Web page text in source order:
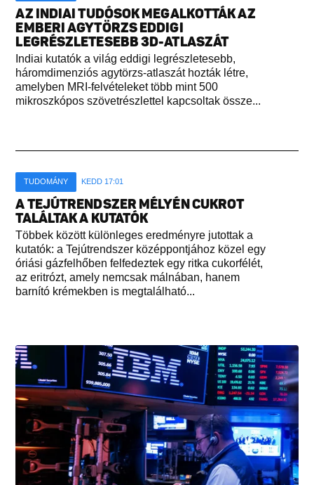
AZ INDIAI TUDÓSOK MEGALKOTTÁK AZ
EMBERI AGYTÖRZS EDDIGI
LEGRÉSZLETESEBB 3D-ATLASZÁT
Indiai kutatók a világ eddigi legrészletesebb,
háromdimenziós agytörzs-atlaszát hozták létre,
amelyben MRI-felvételeket több mint 500
mikroszkópos szövetrészlettel kapcsoltak össze...
TUDOMÁNY KEDD 17:01
A TEJÚTRENDSZER MÉLYÉN CUKROT
TALÁLTAK A KUTATÓK
Többek között különleges eredményre jutottak a
kutatók: a Tejútrendszer középpontjához közel egy
óriási gázfelhőben felfedeztek egy ritka cukorfélét,
az eritrózt, amely nemcsak málnában, hanem
barnító krémekben is megtalálható...